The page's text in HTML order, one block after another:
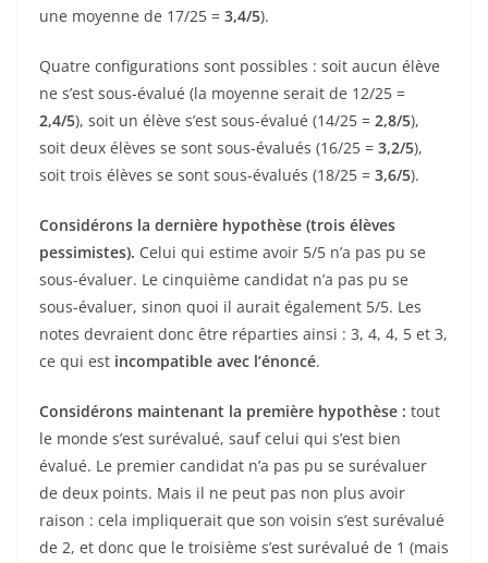
une moyenne de 17/25 = 3,4/5).
Quatre configurations sont possibles : soit aucun élève
ne s’est sous-évalué (la moyenne serait de 12/25 =
2,4/5), soit un élève s’est sous-évalué (14/25 = 2,8/5),
soit deux élèves se sont sous-évalués (16/25 = 3,2/5),
soit trois élèves se sont sous-évalués (18/25 = 3,6/5).
Considérons la dernière hypothèse (trois élèves
pessimistes). Celui qui estime avoir 5/5 n’a pas pu se
sous-évaluer. Le cinquième candidat n’a pas pu se
sous-évaluer, sinon quoi il aurait également 5/5. Les
notes devraient donc être réparties ainsi : 3, 4, 4, 5 et 3,
ce qui est incompatible avec l’énoncé.
Considérons maintenant la première hypothèse : tout
le monde s’est surévalué, sauf celui qui s’est bien
évalué. Le premier candidat n’a pas pu se surévaluer
de deux points. Mais il ne peut pas non plus avoir
raison : cela impliquerait que son voisin s’est surévalué
de 2, et donc que le troisième s’est surévalué de 1 (mais